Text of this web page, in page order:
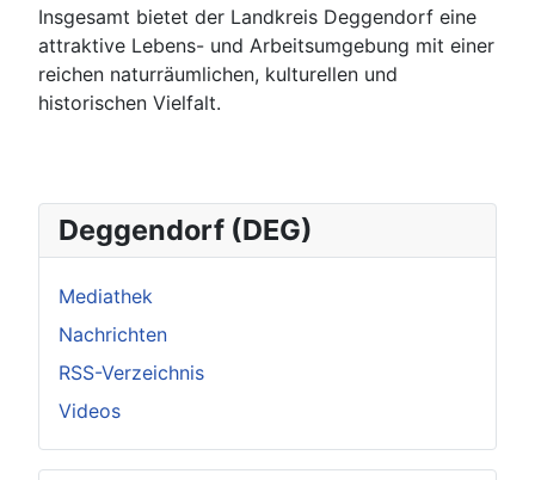
Insgesamt bietet der Landkreis Deggendorf eine
attraktive Lebens- und Arbeitsumgebung mit einer
reichen naturräumlichen, kulturellen und
historischen Vielfalt.
Deggendorf (DEG)
Mediathek
Nachrichten
RSS-Verzeichnis
Videos